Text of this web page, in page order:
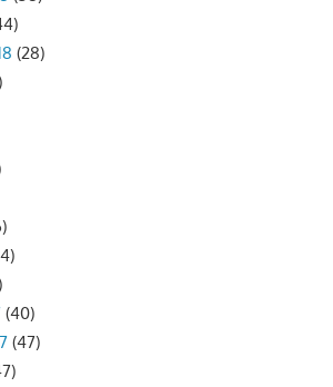
(28)
(40)
(47)